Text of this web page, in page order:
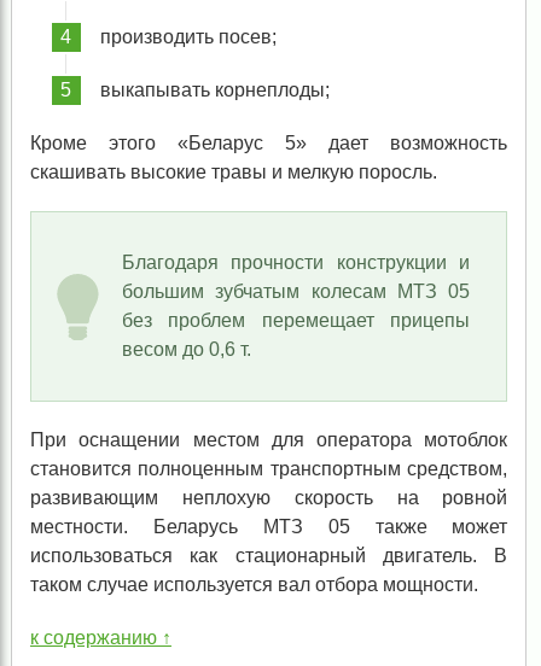
производить посев;
выкапывать корнеплоды;
Кроме этого «Беларус 5» дает возможность
скашивать высокие травы и мелкую поросль.
Благодаря прочности конструкции и
большим зубчатым колесам МТЗ 05
без проблем перемещает прицепы
весом до 0,6 т.
При оснащении местом для оператора мотоблок
становится полноценным транспортным средством,
развивающим неплохую скорость на ровной
местности. Беларусь МТЗ 05 также может
использоваться как стационарный двигатель. В
таком случае используется вал отбора мощности.
к содержанию ↑